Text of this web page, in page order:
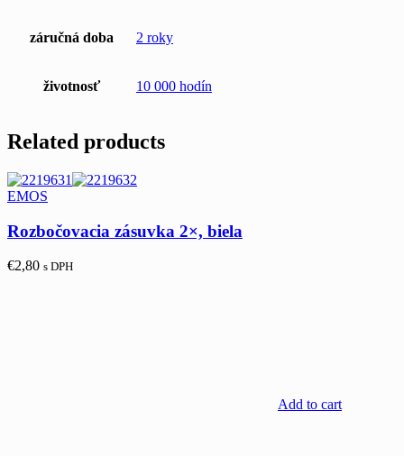
záručná doba 2 roky
životnosť 10 000 hodín
Related products
EMOS
Rozbočovacia zásuvka 2×, biela
€2,80 s DPH
Add to cart